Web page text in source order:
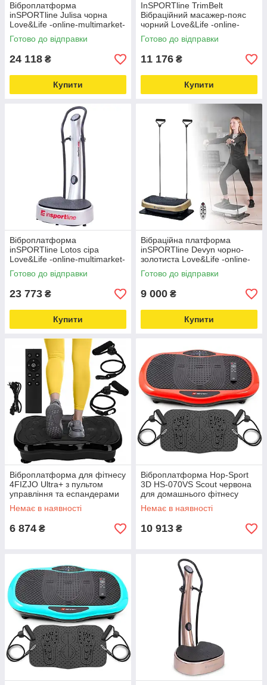
Віброплатформа
inSPORTline Julisa чорна
Love&Life -online-multimarket-
Готово до відправки
24 118 ₴
Купити
InSPORTline TrimBelt
Вібраційний масажер-пояс
чорний Love&Life -online-
multimarket-
Готово до відправки
11 176 ₴
Купити
Віброплатформа
inSPORTline Lotos сіра
Love&Life -online-multimarket-
Готово до відправки
23 773 ₴
Купити
Вібраційна платформа
inSPORTline Devyn чорно-
золотиста Love&Life -online-
multimarket-
Готово до відправки
9 000 ₴
Купити
Віброплатформа для фітнесу
4FIZJO Ultra+ з пультом
управління та еспандерами
Black Love&Life -online-
multimarket-
Немає в наявності
6 874 ₴
Віброплатформа Hop-Sport
3D HS-070VS Scout червона
для домашнього фітнесу
Love&Life -online-multimarket-
Немає в наявності
10 913 ₴